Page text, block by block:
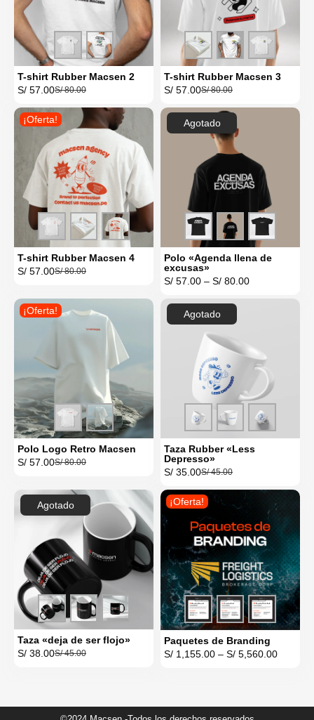
T-shirt Rubber Macsen 2
S/80.00
S/ 57.00
T-shirt Rubber Macsen 3
S/80.00
S/ 57.00
¡Oferta!
T-shirt Rubber Macsen 4
S/80.00
S/ 57.00
Agotado
Polo «Agenda llena de
excusas»
S/ 57.00 – S/ 80.00
¡Oferta!
Polo Logo Retro Macsen
S/80.00
S/ 57.00
Agotado
Taza Rubber «Less
Depresso»
S/45.00
S/ 35.00
Agotado
Taza «deja de ser flojo»
S/45.00
S/ 38.00
¡Oferta!
Paquetes de Branding
S/ 1,155.00 – S/ 5,560.00